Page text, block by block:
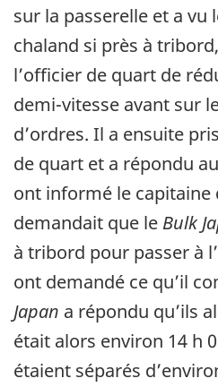
sur la passerelle et a
chaland si près à
l’officier de quart de
demi-vitesse avant sur
d’ordres. Il a ensuite
de quart et a répondu
ont informé le capitaine
demandait que le Bulk
à tribord pour passer à
ont demandé ce qu’il
Japan a répondu qu’ils
était alors environ 14 h
étaient séparés